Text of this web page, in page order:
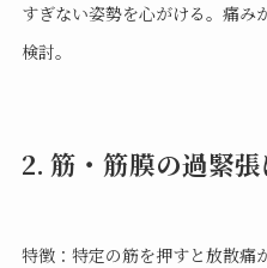
すぎない姿勢を心がける。痛み
検討。
2. 筋・筋膜の過緊
特徴：特定の筋を押すと放散痛